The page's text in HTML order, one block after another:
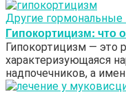
Другие гормональные
Гипокортицизм: что
Гипокортицизм — это
характеризующаяся
надпочечников, а